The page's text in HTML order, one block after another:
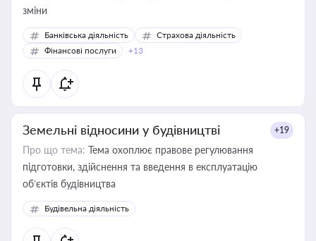
зміни
Банківська діяльність
Страхова діяльність
Фінансові послуги
+13
Земельні відносини у будівництві +19
Про що тема: Тема охоплює правове регулювання
підготовки, здійснення та введення в експлуатацію
об’єктів будівництва
Будівельна діяльність